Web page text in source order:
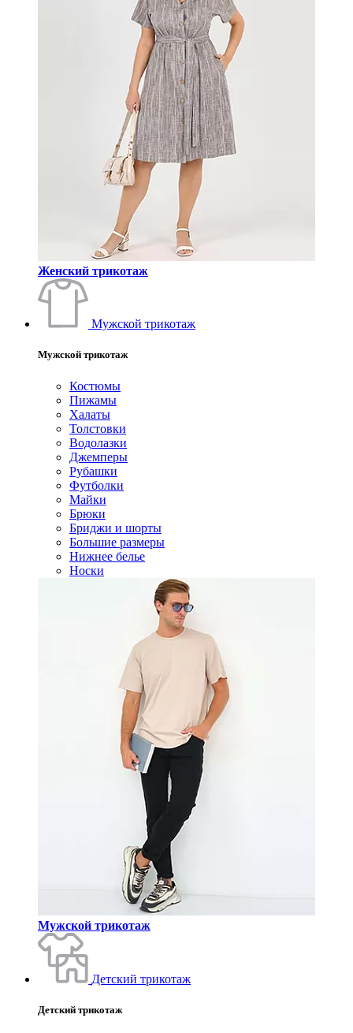
Женский трикотаж
Мужской трикотаж
Мужской трикотаж
Костюмы
Пижамы
Халаты
Толстовки
Водолазки
Джемперы
Рубашки
Футболки
Майки
Брюки
Бриджи и шорты
Большие размеры
Нижнее белье
Носки
Мужской трикотаж
Детский трикотаж
Детский трикотаж